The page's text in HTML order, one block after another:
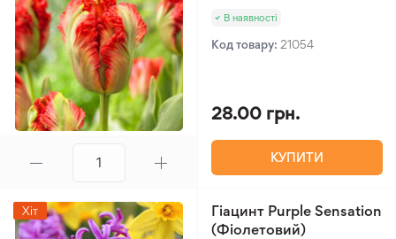
В наявності
Код товару: 21054
28.00 грн.
КУПИТИ
Хіт
Гіацинт Purple Sensation
(Фіолетовий)